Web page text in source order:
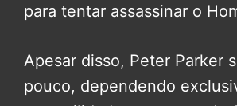
para tentar assassinar o
Apesar disso, Peter Parker
pouco, dependendo